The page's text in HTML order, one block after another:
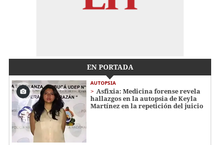
EN PORTADA
AUTOPSIA
Asfixia: Medicina forense revela
hallazgos en la autopsia de Keyla
Martínez en la repetición del juicio